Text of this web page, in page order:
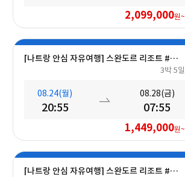
2,099,000원~
[나트랑 안심 자유여행] 스완도르 리조트 #올인크루시브+오션뷰+밤 10시 레체포함+미니바1회 5일
3박 5일
08.24(월)
20:55
08.28(금)
07:55
1,449,000원~
[나트랑 안심 자유여행] 스완도르 리조트 #올인크루시브+오션뷰+미니바 5일